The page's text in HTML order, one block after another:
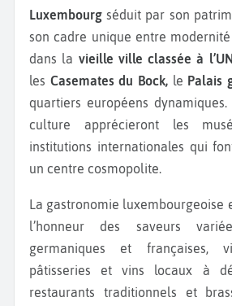
Luxembourgséduit par son
son cadre unique entre
dans la vieille ville classée à
les Casemates du Bock,le Palais
quartiers européens
culture apprécieront les
institutions internationales qui
un centre cosmopolite.
La gastronomie luxembourgeoise et régionale met à
l’honneur des saveurs
germaniques et françaises,
pâtisseries et vins locaux à
restaurants traditionnels et